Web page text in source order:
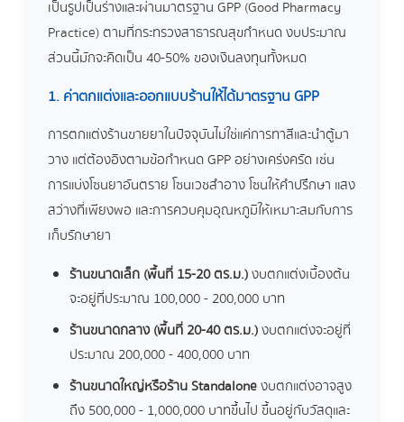
เป็นรูปเป็นร่างและผ่านมาตรฐาน GPP (Good Pharmacy
Practice) ตามที่กระทรวงสาธารณสุขกำหนด งบประมาณ
ส่วนนี้มักจะคิดเป็น 40-50% ของเงินลงทุนทั้งหมด
1. ค่าตกแต่งและออกแบบร้านให้ได้มาตรฐาน GPP
การตกแต่งร้านขายยาในปัจจุบันไม่ใช่แค่การทาสีและนำตู้มา
วาง แต่ต้องอิงตามข้อกำหนด GPP อย่างเคร่งครัด เช่น
การแบ่งโซนยาอันตราย โซนเวชสำอาง โซนให้คำปรึกษา แสง
สว่างที่เพียงพอ และการควบคุมอุณหภูมิให้เหมาะสมกับการ
เก็บรักษายา
ร้านขนาดเล็ก (พื้นที่ 15-20 ตร.ม.)งบตกแต่งเบื้องต้น
จะอยู่ที่ประมาณ 100,000 - 200,000 บาท
ร้านขนาดกลาง (พื้นที่ 20-40 ตร.ม.)งบตกแต่งจะอยู่ที่
ประมาณ 200,000 - 400,000 บาท
ร้านขนาดใหญ่หรือร้าน Standaloneงบตกแต่งอาจสูง
ถึง 500,000 - 1,000,000 บาทขึ้นไป ขึ้นอยู่กับวัสดุและ